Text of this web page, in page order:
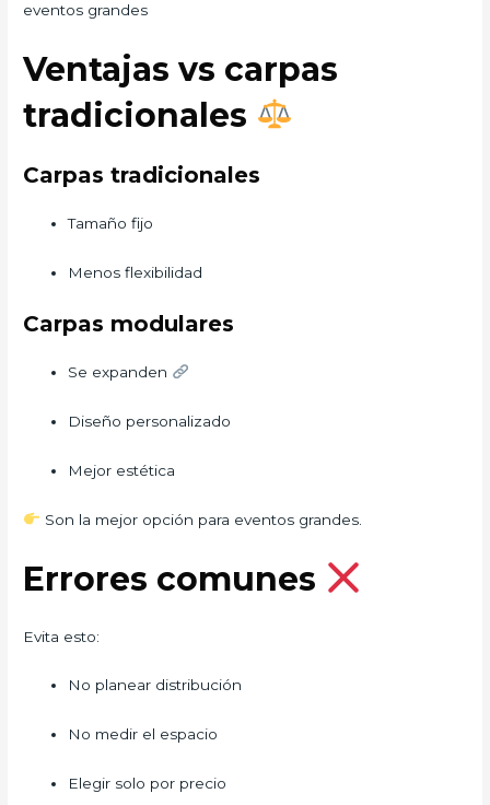
eventos grandes
Ventajas vs carpas
tradicionales
Carpas tradicionales
Tamaño fijo
Menos flexibilidad
Carpas modulares
Se expanden
Diseño personalizado
Mejor estética
Son la mejor opción para eventos grandes.
Errores comunes
Evita esto:
No planear distribución
No medir el espacio
Elegir solo por precio